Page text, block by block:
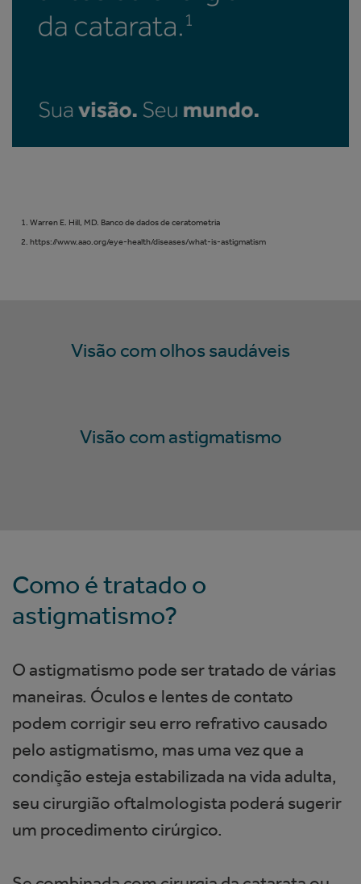
Warren E. Hill, MD. Banco de dados de ceratometria
https://www.aao.org/eye-health/diseases/what-is-astigmatism
Visão com olhos saudáveis
Visão com astigmatismo
Como é tratado o
astigmatismo?
O astigmatismo pode ser tratado de várias
maneiras. Óculos e lentes de contato
podem corrigir seu erro refrativo causado
pelo astigmatismo, mas uma vez que a
condição esteja estabilizada na vida adulta,
seu cirurgião oftalmologista poderá sugerir
um procedimento cirúrgico.